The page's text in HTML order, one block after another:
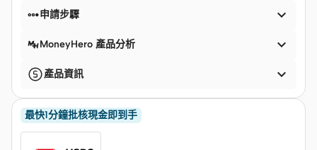
申請步驟 
MoneyHero 產品分析 
產品資訊 
最快1分鐘批核現金即到手